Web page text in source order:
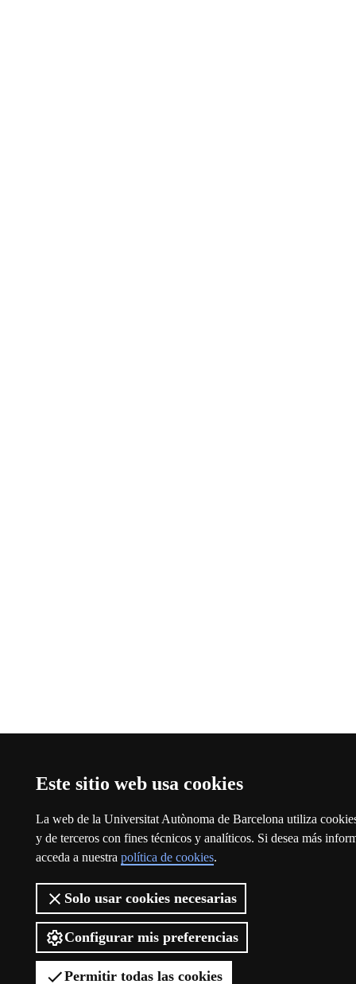
Este sitio web usa cookies
La web de la Universitat Autònoma de Barcelona utiliza
y de terceros con fines técnicos y analíticos. Si desea más
acceda a nuestra política de cookies.
Solo usar cookies necesarias
Configurar mis preferencias
Permitir todas las cookies